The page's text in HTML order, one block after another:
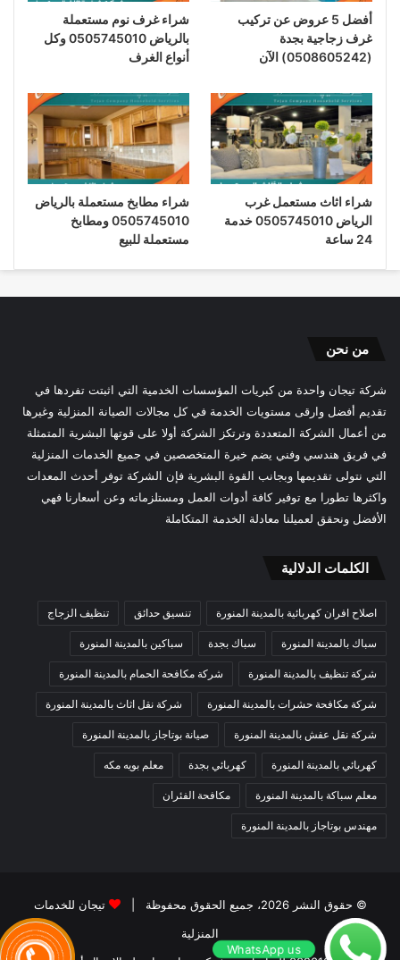
أفضل 5 عروض عن تركيب
غرف زجاجية بجدة
(0508605242) الآن
شراء غرف نوم مستعملة
بالرياض 0505745010 وكل
أنواع الغرف
شراء اثاث مستعمل غرب
الرياض 0505745010 خدمة
24 ساعة
شراء مطابخ مستعملة بالرياض
0505745010 ومطابخ
مستعملة للبيع
من نحن
شركة تيجان واحدة من كبريات المؤسسات الخدمية التي اثبتت تفردها في
تقديم أفضل وارقى مستويات الخدمة في كل مجالات الصيانة المنزلية وغيرها
من أعمال الشركة المتعددة وترتكز الشركة أولا على قوتها البشرية المتمثلة
في فريق هندسي وفني يضم خيرة المتخصصين في جميع الخدمات المنزلية
التي نتولى تقديمها وبجانب القوة البشرية فإن الشركة توفر أحدث المعدات
واكثرها تطورا مع توفير كافة أدوات العمل ومستلزماته وعن أسعارنا فهي
الأفضل ونحقق لعميلنا معادلة الخدمة المتكاملة
الكلمات الدلالية
اصلاح افران كهربائية بالمدينة المنورة تنسيق حدائق تنظيف الزجاج
سباك بالمدينة المنورة سباك بجدة سباكين بالمدينة المنورة
شركة تنظيف بالمدينة المنورة شركة مكافحة الحمام بالمدينة المنورة
شركة مكافحة حشرات بالمدينة المنورة شركة نقل اثاث بالمدينة المنورة
شركة نقل عفش بالمدينة المنورة صيانة بوتاجاز بالمدينة المنورة
كهربائي بالمدينة المنورة كهربائي بجدة معلم بويه مكه
معلم سباكة بالمدينة المنورة مكافحة الفئران
مهندس بوتاجاز بالمدينة المنورة
© حقوق النشر 2026، جميع الحقوق محفوظة |
تيجان للخدمات
المنزلية
WhatsApp us